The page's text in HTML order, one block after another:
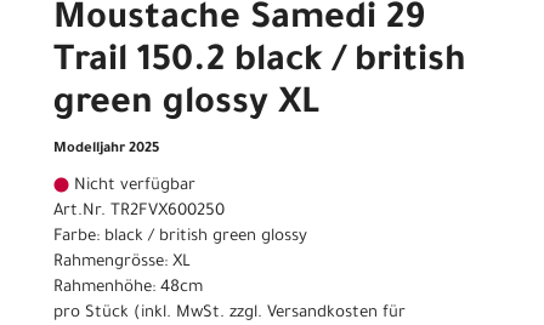
Moustache Samedi 29
Trail 150.2 black / british
green glossy XL
Modelljahr 2025
Nicht verfügbar
Art.Nr. TR2FVX600250
Farbe: black / british green glossy
Rahmengrösse: XL
Rahmenhöhe: 48cm
pro Stück (inkl. MwSt. zzgl. Versandkosten für